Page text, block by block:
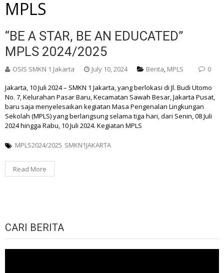
MPLS
“BE A STAR, BE AN EDUCATED”
MPLS 2024/2025
OSIS SMKN 1 Jakarta July 10, 2024 Berita, MPLS 0
Jakarta, 10 Juli 2024 – SMKN 1 Jakarta, yang berlokasi di Jl. Budi Utomo
No. 7, Kelurahan Pasar Baru, Kecamatan Sawah Besar, Jakarta Pusat,
baru saja menyelesaikan kegiatan Masa Pengenalan Lingkungan
Sekolah (MPLS) yang berlangsung selama tiga hari, dari Senin, 08 Juli
2024 hingga Rabu, 10 Juli 2024. Kegiatan MPLS
MPLS2024/2025 SMKN1JAKARTA
Read More
CARI BERITA